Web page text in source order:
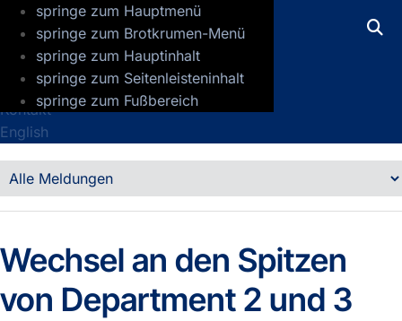
springe zum Hauptmenü
springe zum Brotkrumen-Menü
springe zum Hauptinhalt
springe zum Seitenleisteninhalt
springe zum Fußbereich
GFZ Helmholtz-Zentrum für
Presse
Jobs
Kontakt
English
Detailansicht
Wechsel an den Spitzen
von Department 2 und 3